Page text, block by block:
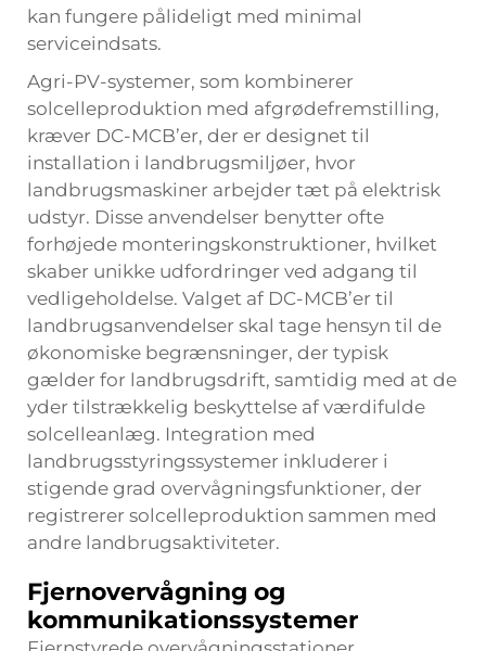
kan fungere pålideligt med minimal
serviceindsats.
Agri-PV-systemer, som kombinerer
solcelleproduktion med afgrødefremstilling,
kræver DC-MCB’er, der er designet til
installation i landbrugsmiljøer, hvor
landbrugsmaskiner arbejder tæt på elektrisk
udstyr. Disse anvendelser benytter ofte
forhøjede monteringskonstruktioner, hvilket
skaber unikke udfordringer ved adgang til
vedligeholdelse. Valget af DC-MCB’er til
landbrugsanvendelser skal tage hensyn til de
økonomiske begrænsninger, der typisk
gælder for landbrugsdrift, samtidig med at de
yder tilstrækkelig beskyttelse af værdifulde
solcelleanlæg. Integration med
landbrugsstyringssystemer inkluderer i
stigende grad overvågningsfunktioner, der
registrerer solcelleproduktion sammen med
andre landbrugsaktiviteter.
Fjernovervågning og
kommunikationssystemer